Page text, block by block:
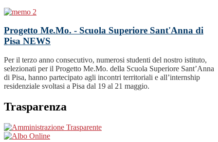
Progetto Me.Mo. - Scuola Superiore Sant'Anna di
Pisa NEWS
Per il terzo anno consecutivo, numerosi studenti del nostro istituto,
selezionati per il Progetto Me.Mo. della Scuola Superiore Sant’Anna
di Pisa, hanno partecipato agli incontri territoriali e all’internship
residenziale svoltasi a Pisa dal 19 al 21 maggio.
Trasparenza